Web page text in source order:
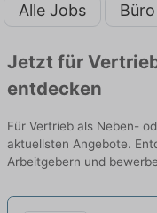
Alle Jobs Büro
Jetzt für
entdecken
Für Vertrieb als Neben-
aktuellsten Angebote.
Arbeitgebern und